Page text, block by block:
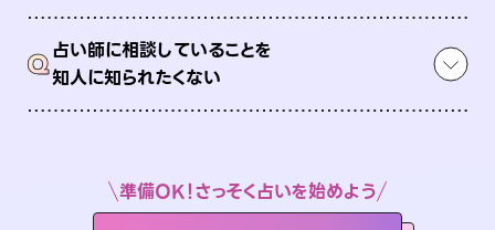
Q占い師に相談していることを
知人に知られたくない
準備OK！さっそく占いを始めよう